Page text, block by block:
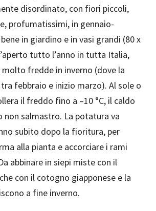
disordinato, con fiori piccoli,
profumatissimi, in gennaio-
in giardino e in vasi grandi (80 x
tutto l’anno in tutta Italia,
molto fredde in inverno (dove la
febbraio e inizio marzo). Al sole o
il freddo fino a –10 °C, il caldo
non salmastro. La potatura va
subito dopo la fioritura, per
alla pianta e accorciare i rami
abbinare in siepi miste con il
con il cotogno giapponese e la
a fine inverno.